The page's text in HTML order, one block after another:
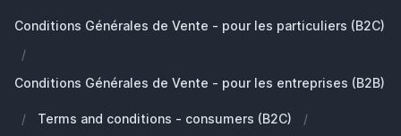
Pas satisfait? Le produit vous est remboursé!
Travailler chez SB Supply
Mon compte
Conditions Générales de Vente - pour les particuliers (B2C)
/
Conditions Générales de Vente - pour les entreprises (B2B)
/ Terms and conditions - consumers (B2C) /